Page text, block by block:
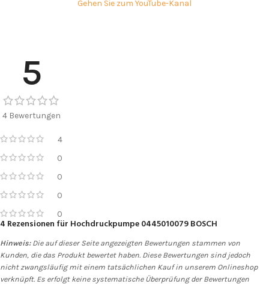
Gehen Sie zum YouTube-Kanal
5
4 Bewertungen
4
0
0
0
0
4 Rezensionen für Hochdruckpumpe 0445010079 BOSCH
Hinweis:Die auf dieser Seite angezeigten Bewertungen stammen von
Kunden, die das Produkt bewertet haben. Diese Bewertungen sind jedoch
nicht zwangsläufig mit einem tatsächlichen Kauf in unserem Onlineshop
verknüpft. Es erfolgt keine systematische Überprüfung der Bewertungen